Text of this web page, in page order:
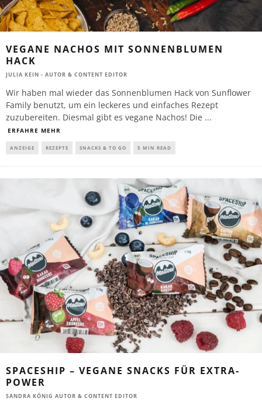
VEGANE NACHOS MIT SONNENBLUMEN
HACK
JULIA KEIN - AUTOR & CONTENT EDITOR
Wir haben mal wieder das Sonnenblumen Hack von Sunflower
Family benutzt, um ein leckeres und einfaches Rezept
zuzubereiten. Diesmal gibt es vegane Nachos! Die ...
ERFAHRE MEHR
ANZEIGE REZEPTE SNACKS & TO GO 5 MIN READ
SPACESHIP – VEGANE SNACKS FÜR EXTRA-
POWER
SANDRA KÖNIG AUTOR & CONTENT EDITOR